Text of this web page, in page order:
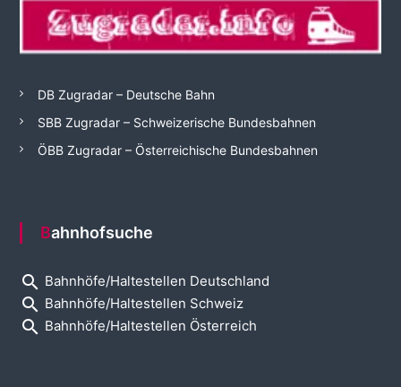
DB Zugradar – Deutsche Bahn
SBB Zugradar – Schweizerische Bundesbahnen
ÖBB Zugradar – Österreichische Bundesbahnen
Bahnhofsuche
search Bahnhöfe/Haltestellen Deutschland
search Bahnhöfe/Haltestellen Schweiz
search Bahnhöfe/Haltestellen Österreich